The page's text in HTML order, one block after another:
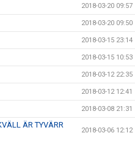
2018-03-20 09:57
2018-03-20 09:50
2018-03-15 23:14
2018-03-15 10:53
2018-03-12 22:35
2018-03-12 12:41
2018-03-08 21:31
ÄR TYVÄRR
2018-03-06 12:12